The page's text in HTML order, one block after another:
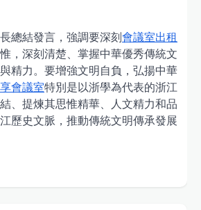
總結發言，強調要深刻會議室出租
，深刻清楚、掌握中華優秀傳統文
精力。要增強文明自負，弘揚中華
會議室特別是以浙學為代表的浙江
、提煉其思惟精華、人文精力和品
歷史文脈，推動傳統文明傳承發展